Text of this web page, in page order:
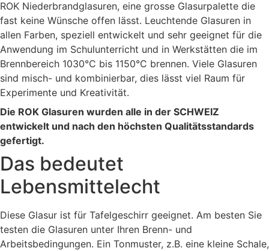
ROK Niederbrandglasuren, eine grosse Glasurpalette die
fast keine Wünsche offen lässt. Leuchtende Glasuren in
allen Farben, speziell entwickelt und sehr geeignet für die
Anwendung im Schulunterricht und in Werkstätten die im
Brennbereich 1030°C bis 1150°C brennen. Viele Glasuren
sind misch- und kombinierbar, dies lässt viel Raum für
Experimente und Kreativität.
Die ROK Glasuren wurden alle in der SCHWEIZ
entwickelt und nach den höchsten Qualitätsstandards
gefertigt.
Das bedeutet
Lebensmittelecht
Diese Glasur ist für Tafelgeschirr geeignet. Am besten Sie
testen die Glasuren unter Ihren Brenn- und
Arbeitsbedingungen. Ein Tonmuster, z.B. eine kleine Schale,